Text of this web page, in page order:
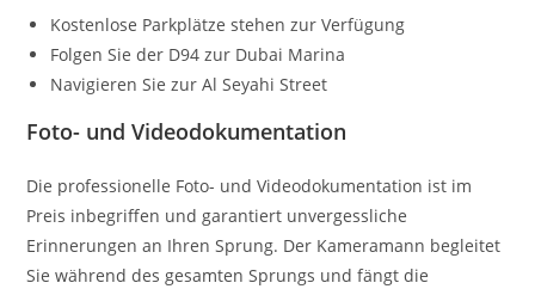
Kostenlose Parkplätze stehen zur Verfügung
Folgen Sie der D94 zur Dubai Marina
Navigieren Sie zur Al Seyahi Street
Foto- und Videodokumentation
Die professionelle Foto- und Videodokumentation ist im
Preis inbegriffen und garantiert unvergessliche
Erinnerungen an Ihren Sprung. Der Kameramann begleitet
Sie während des gesamten Sprungs und fängt die